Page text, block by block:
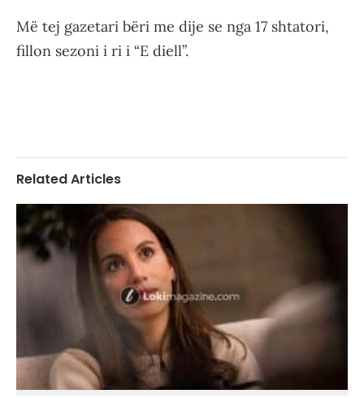
Më tej gazetari bëri me dije se nga 17 shtatori,
fillon sezoni i ri i “E diell”.
Related Articles